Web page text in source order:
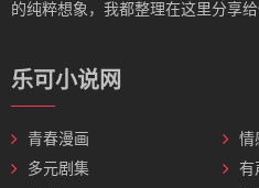
的纯粹想象，我都整理在这里分享
乐可小说网
青春漫画
情
多元剧集
有